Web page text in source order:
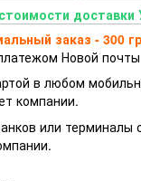
доставки
заказ - 300
Новой
в любом
компании.
или терминалы